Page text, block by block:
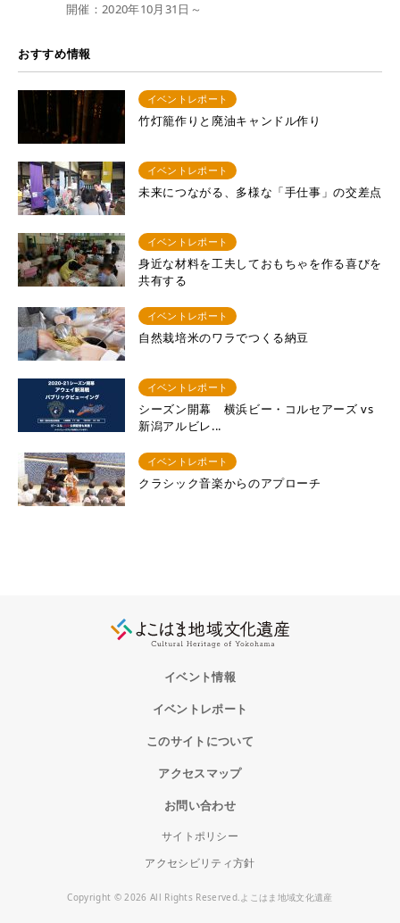
開催：2020年10月31日～
おすすめ情報
イベントレポート
竹灯籠作りと廃油キャンドル作り
イベントレポート
未来につながる、多様な「手仕事」の交差点
イベントレポート
身近な材料を工夫しておもちゃを作る喜びを
共有する
イベントレポート
自然栽培米のワラでつくる納豆
イベントレポート
シーズン開幕 横浜ビー・コルセアーズ vs
新潟アルビレ...
イベントレポート
クラシック音楽からのアプローチ
イベント情報
イベントレポート
このサイトについて
アクセスマップ
お問い合わせ
サイトポリシー
アクセシビリティ方針
Copyright © 2026 All Rights Reserved.よこはま地域文化遺産